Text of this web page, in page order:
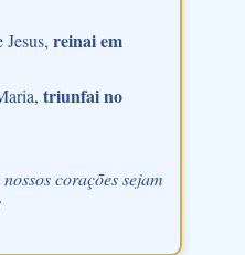
reinai em
triunfai no
corações sejam